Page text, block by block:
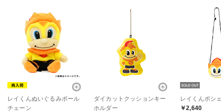
レイくんぬいぐるみボール
チェーン
ダイカットクッションキー
ホルダー
レイくんポシ
￥2,640